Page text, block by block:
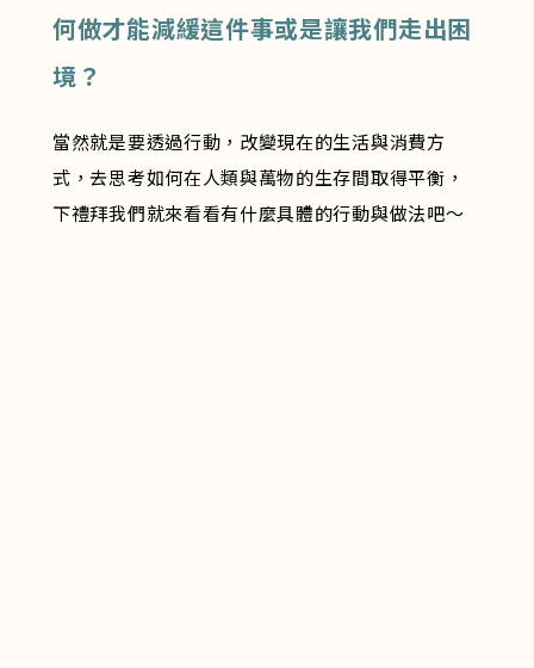
何做才能減緩這件事或是讓我們走出困
境？
當然就是要透過行動，改變現在的生活與消費方
式，去思考如何在人類與萬物的生存間取得平衡，
下禮拜我們就來看看有什麼具體的行動與做法吧～